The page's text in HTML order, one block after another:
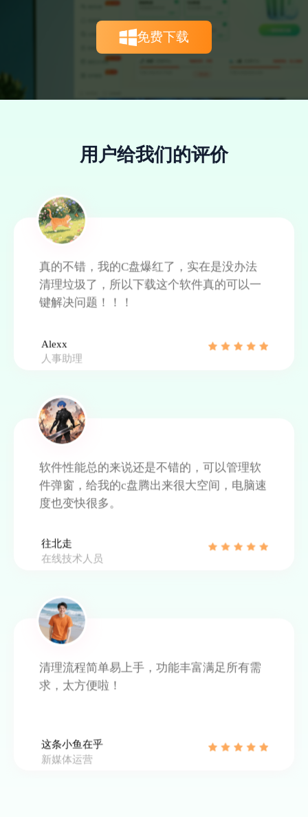
免费下载
用户给我们的评价
真的不错，我的C盘爆红了，实在是没办法
键解决问题！！！
人事助理
软件性能总的来说还是不错的，可以管理软
件弹窗，给我的c盘腾出来很大空间，电脑速
度也变快很多。
往北走
在线技术人员
清理流程简单易上手，功能丰富满足所有需
求，太方便啦！
这条小鱼在乎
新媒体运营
很好的软件，操作简单，效果显著！帮我C
盘腾出很多空间
力新
大学辅导员